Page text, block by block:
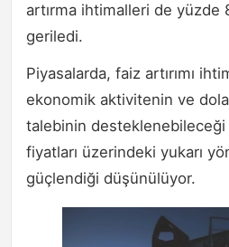
artırma ihtimalleri de yüzde
geriledi.
Piyasalarda, faiz artırımı
ekonomik aktivitenin ve
talebinin
fiyatları üzerindeki yukarı
güçlendiği düşünülüyor.